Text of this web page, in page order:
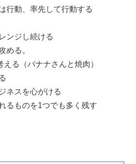
行動、率先して行動する
ンジし続ける
める。
える（バナナさんと焼肉）
ネスを心がける
るものを1つでも多く残す